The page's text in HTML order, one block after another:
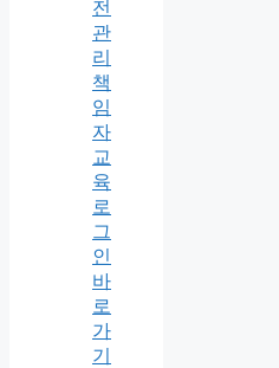
전
관
리
책
임
자
교
육
로
그
인
바
로
가
기